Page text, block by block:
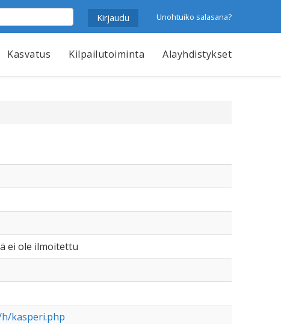
Unohtuiko salasana?
Kasvatus Kilpailutoiminta Alayhdistykset
ei ole ilmoitettu
kasperi.php